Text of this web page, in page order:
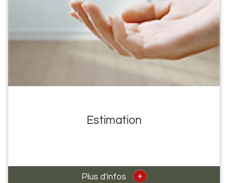
Estimation
Plus d'infos +